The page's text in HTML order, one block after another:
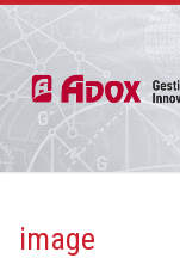
image